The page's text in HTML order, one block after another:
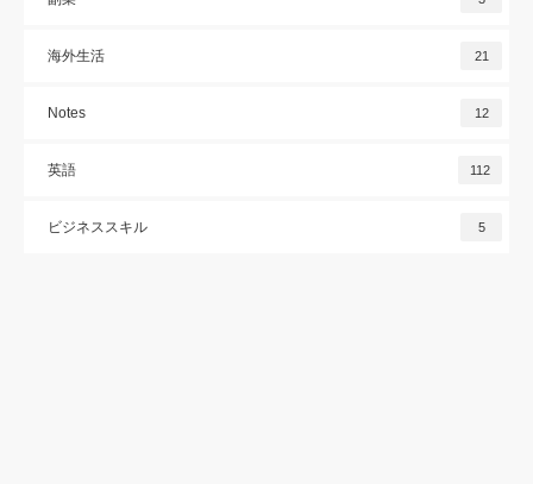
海外生活 21
Notes 12
英語 112
ビジネススキル 5